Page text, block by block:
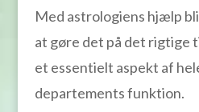
Med astrologiens hjælp
at gøre det på det rigtige
et essentielt aspekt af
departements funktion.